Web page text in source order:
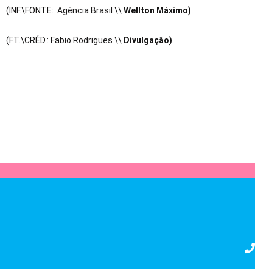
(INF.\FONTE: Agência Brasil \\ Wellton Máximo)
(FT.\CRÉD.: Fabio Rodrigues \\ Divulgação)